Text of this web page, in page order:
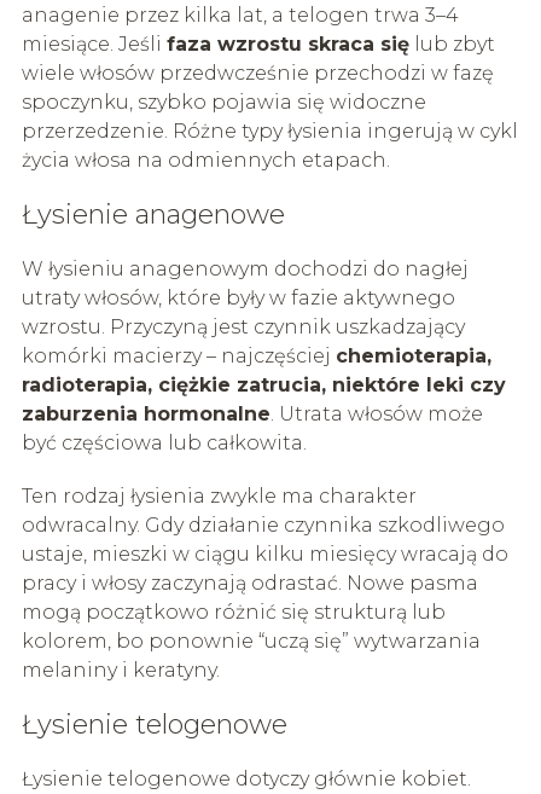
anagenie przez kilka lat, a telogen trwa 3–4
miesiące. Jeśli faza wzrostu skraca sięlub zbyt
wiele włosów przedwcześnie przechodzi w fazę
spoczynku, szybko pojawia się widoczne
przerzedzenie. Różne typy łysienia ingerują w cykl
życia włosa na odmiennych etapach.
Łysienie anagenowe
W łysieniu anagenowym dochodzi do nagłej
utraty włosów, które były w fazie aktywnego
wzrostu. Przyczyną jest czynnik uszkadzający
komórki macierzy – najczęściej chemioterapia,
radioterapia, ciężkie zatrucia, niektóre leki czy
zaburzenia hormonalne. Utrata włosów może
być częściowa lub całkowita.
Ten rodzaj łysienia zwykle ma charakter
odwracalny. Gdy działanie czynnika szkodliwego
ustaje, mieszki w ciągu kilku miesięcy wracają do
pracy i włosy zaczynają odrastać. Nowe pasma
mogą początkowo różnić się strukturą lub
kolorem, bo ponownie “uczą się” wytwarzania
melaniny i keratyny.
Łysienie telogenowe
Łysienie telogenowe dotyczy głównie kobiet.